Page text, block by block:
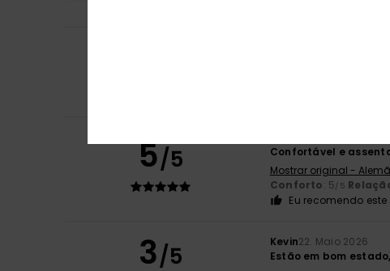
5/5
Confortável e
Mostrar original -
Conforto: 5/5
Eu recomendo
3/5 Kevin22. Maio 2026
Estão em bom